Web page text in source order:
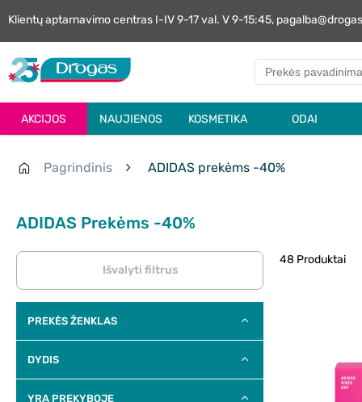
Klientų aptarnavimo centras I-IV 9-17 val. V 9-15:45,
AKCIJOS NAUJIENOS KOSMETIKA ODAI
Pagrindinis ADIDAS prekėms -40%
ADIDAS Prekėms -40%
Išvalyti filtrus
PREKĖS ŽENKLAS
DYDIS
YRA PREKYBOJE
48 Produktai